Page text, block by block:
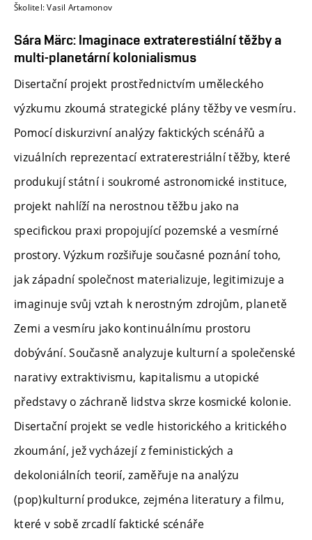
Školitel:Vasil Artamonov
Sára Märc: Imaginace extraterestiální těžby a
multi-planetární kolonialismus
Disertační projekt prostřednictvím uměleckého
výzkumu zkoumá strategické plány těžby ve vesmíru.
Pomocí diskurzivní analýzy faktických scénářů a
vizuálních reprezentací extraterestriální těžby, které
produkují státní i soukromé astronomické instituce,
projekt nahlíží na nerostnou těžbu jako na
specifickou praxi propojující pozemské a vesmírné
prostory. Výzkum rozšiřuje současné poznání toho,
jak západní společnost materializuje, legitimizuje a
imaginuje svůj vztah k nerostným zdrojům, planetě
Zemi a vesmíru jako kontinuálnímu prostoru
dobývání. Současně analyzuje kulturní a společenské
narativy extraktivismu, kapitalismu a utopické
představy o záchraně lidstva skrze kosmické kolonie.
Disertační projekt se vedle historického a kritického
zkoumání, jež vycházejí z feministických a
dekoloniálních teorií, zaměřuje na analýzu
(pop)kulturní produkce, zejména literatury a filmu,
které v sobě zrcadlí faktické scénáře